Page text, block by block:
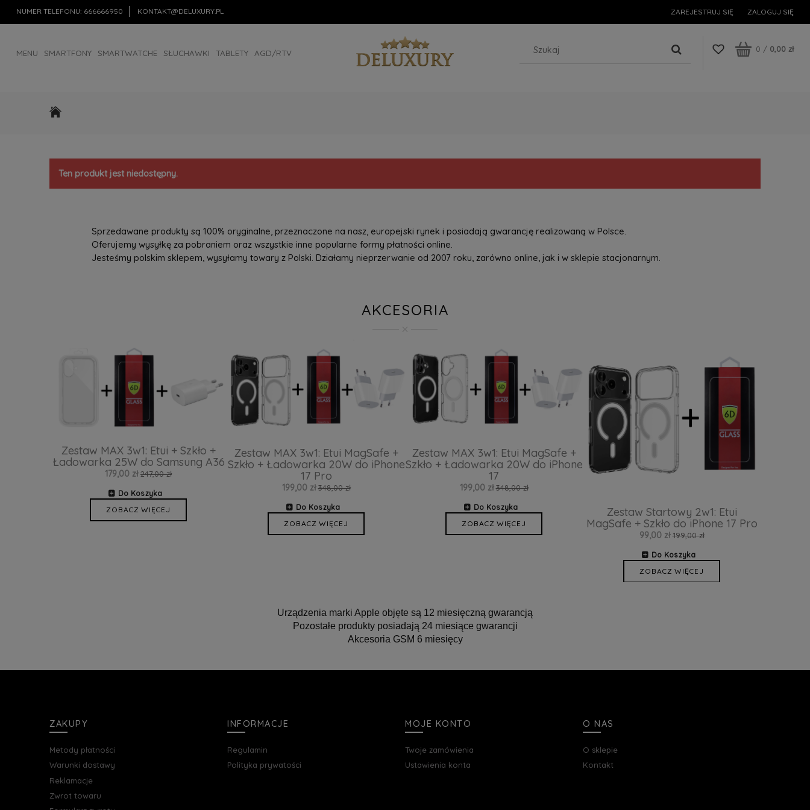
NUMER TELEFONU: 666666950 KONTAKT@DELUXURY.PL ZAREJESTRUJ SIĘ ZALOGUJ SIĘ
MENU SMARTFONY SMARTWATCHE SŁUCHAWKI TABLETY AGD/RTV 0 / 0,00 zł
Ten produkt jest niedostępny.
Sprzedawane produkty są 100% oryginalne, przeznaczone na nasz, europejski rynek i posiadają gwarancję realizowaną w Polsce.
Oferujemy wysyłkę za pobraniem oraz wszystkie inne popularne formy płatności online.
Jesteśmy polskim sklepem, wysyłamy towary z Polski. Działamy nieprzerwanie od 2007 roku, zarówno online, jak i w sklepie stacjonarnym.
AKCESORIA
Zestaw MAX 3w1: Etui + Szkło +
Ładowarka 25W do Samsung A36
179,00 zł 247,00 zł
Do Koszyka
ZOBACZ WIĘCEJ
Zestaw MAX 3w1: Etui MagSafe +
Szkło + Ładowarka 20W do iPhone
17 Pro
199,00 zł 348,00 zł
Do Koszyka
ZOBACZ WIĘCEJ
Zestaw MAX 3w1: Etui MagSafe +
Szkło + Ładowarka 20W do iPhone
17
199,00 zł 348,00 zł
Do Koszyka
ZOBACZ WIĘCEJ
Zestaw Startowy 2w1: Etui
MagSafe + Szkło do iPhone 17 Pro
99,00 zł 199,00 zł
Do Koszyka
ZOBACZ WIĘCEJ
Urządzenia marki Apple objęte są 12 miesięczną gwarancją
Pozostałe produkty posiadają 24 miesiące gwarancji
Akcesoria GSM 6 miesięcy
ZAKUPY
Metody płatności
Warunki dostawy
Reklamacje
Zwrot towaru
INFORMACJE
Regulamin
Polityka prywatości
MOJE KONTO
Twoje zamówienia
Ustawienia konta
O NAS
O sklepie
Kontakt